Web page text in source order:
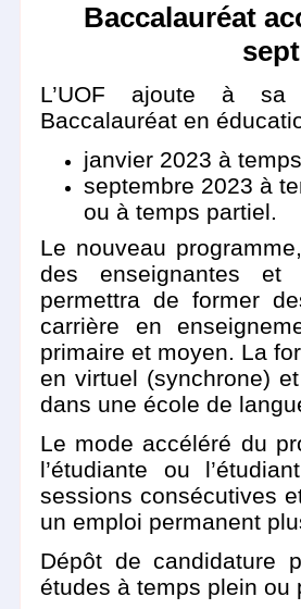
Baccalauréat
L’UOF ajoute à sa
Baccalauréat en
janvier 2023 à
septembre 2023 à
ou à temps partiel.
Le nouveau
des enseignantes et
permettra de former
carrière en
primaire et moyen. La
en virtuel (synchrone)
dans une école de
Le mode accéléré du
l’étudiante ou
sessions consécutives
un emploi permanent
Dépôt de candidature
études à temps plein ou